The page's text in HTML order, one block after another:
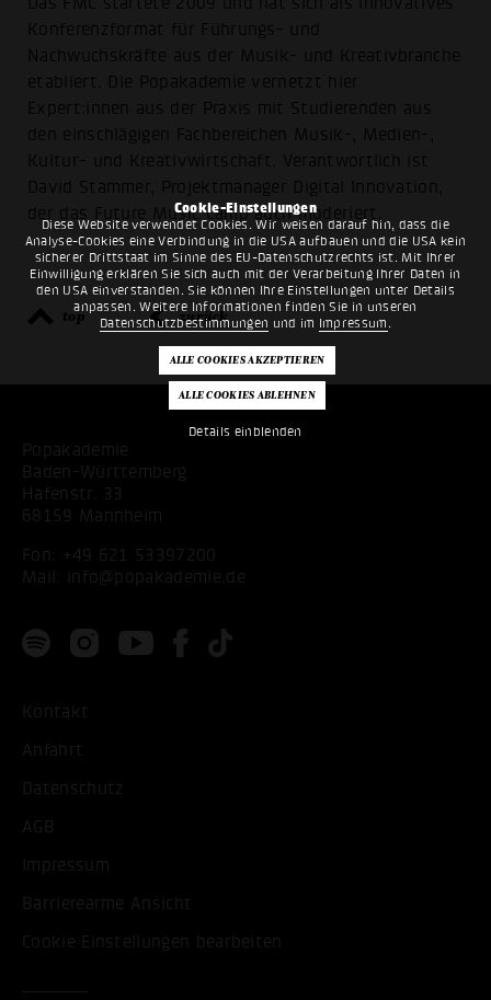
Cookie-Einstellungen
Diese Website verwendet Cookies. Wir weisen darauf hin, dass die
Analyse-Cookies eine Verbindung in die USA aufbauen und die USA kein
sicherer Drittstaat im Sinne des EU-Datenschutzrechts ist. Mit Ihrer
Einwilligung erklären Sie sich auch mit der Verarbeitung Ihrer Daten in
den USA einverstanden. Sie können Ihre Einstellungen unter Details
anpassen. Weitere Informationen finden Sie in unseren
Datenschutzbestimmungen und im Impressum .
Details einblenden
Konferenzformat für Führungs- und
Nachwuchskräfte aus der Musik- und Kreativbranche
etabliert. Die Popakademie vernetzt hier
Expert:innen aus der Praxis mit Studierenden aus
den einschlägigen Fachbereichen Musik-, Medien-,
Kultur- und Kreativwirtschaft. Verantwortlich ist
David Stammer, Projektmanager Digital Innovation,
der das Future Music Camp auch moderiert.
top zurück
Popakademie
Baden-Württemberg
Hafenstr. 33
68159 Mannheim
Fon:
+49 621 53397200
Mail:
info@popakademie.de
Kontakt
Anfahrt
Datenschutz
AGB
Impressum
Barrierearme Ansicht
Cookie Einstellungen bearbeiten